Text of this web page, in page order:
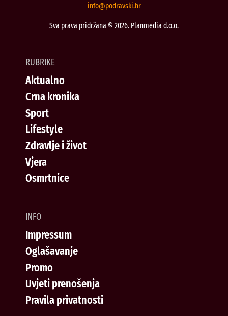
rh.iksvardop
@ofni
Sva prava pridržana © 2026. Planmedia d.o.o.
RUBRIKE
Aktualno
Crna kronika
Sport
Lifestyle
Zdravlje i život
Vjera
Osmrtnice
INFO
Impressum
Oglašavanje
Promo
Uvjeti prenošenja
Pravila privatnosti